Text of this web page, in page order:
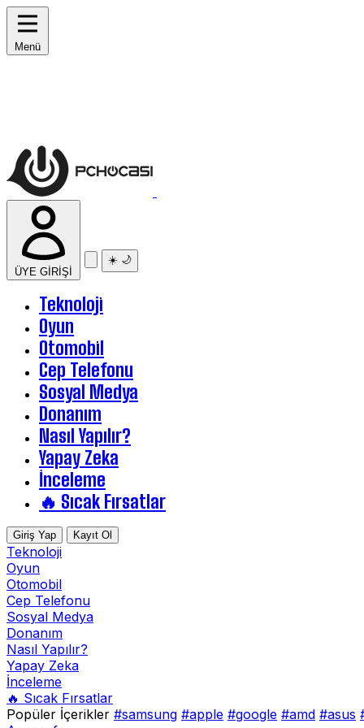
Menü
ÜYE GİRİŞİ
☀️ 🌙
Teknoloji
Oyun
Otomobil
Cep Telefonu
Sosyal Medya
Donanım
Nasıl Yapılır?
Yapay Zeka
İnceleme
🔥 Sıcak Fırsatlar
Giriş Yap Kayıt Ol
Teknoloji
Oyun
Otomobil
Cep Telefonu
Sosyal Medya
Donanım
Nasıl Yapılır?
Yapay Zeka
İnceleme
🔥 Sıcak Fırsatlar
Popüler İçerikler #samsung #apple #google #amd #asus